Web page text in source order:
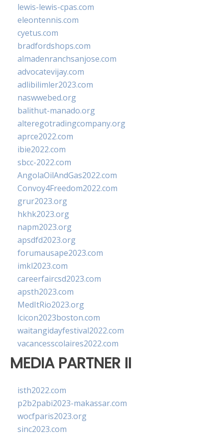
lewis-lewis-cpas.com
eleontennis.com
cyetus.com
bradfordshops.com
almadenranchsanjose.com
advocatevijay.com
adlibilimler2023.com
naswwebed.org
balithut-manado.org
alteregotradingcompany.org
aprce2022.com
ibie2022.com
sbcc-2022.com
AngolaOilAndGas2022.com
Convoy4Freedom2022.com
grur2023.org
hkhk2023.org
napm2023.org
apsdfd2023.org
forumausape2023.com
imkl2023.com
careerfaircsd2023.com
apsth2023.com
MedItRio2023.org
lcicon2023boston.com
waitangidayfestival2022.com
vacancesscolaires2022.com
MEDIA PARTNER II
isth2022.com
p2b2pabi2023-makassar.com
wocfparis2023.org
sinc2023.com